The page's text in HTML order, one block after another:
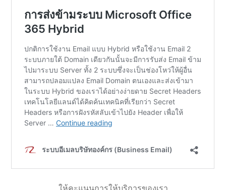
ให้คะแนนการให้บริการของเรา